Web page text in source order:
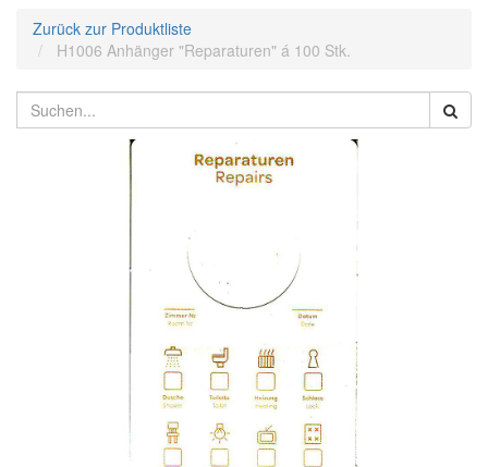
Zurück zur Produktliste
H1006 Anhänger "Reparaturen" á 100 Stk.